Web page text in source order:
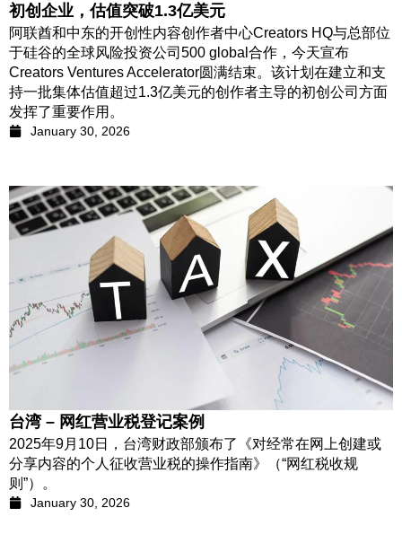
初创企业，估值突破1.3亿美元
阿联酋和中东的开创性内容创作者中心Creators HQ与总部位
于硅谷的全球风险投资公司500 global合作，今天宣布
Creators Ventures Accelerator圆满结束。该计划在建立和支
持一批集体估值超过1.3亿美元的创作者主导的初创公司方面
发挥了重要作用。
January 30, 2026
台湾 – 网红营业税登记案例
2025年9月10日，台湾财政部颁布了《对经常在网上创建或
分享内容的个人征收营业税的操作指南》（“网红税收规
则”）。
January 30, 2026